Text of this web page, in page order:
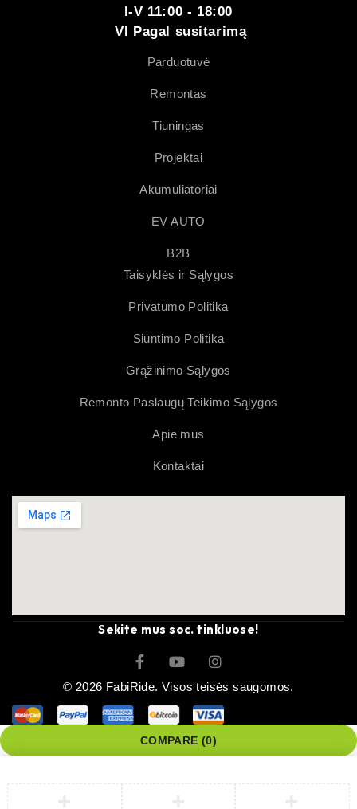
I-V 11:00 - 18:00
VI Pagal susitarimą
Parduotuvė
Remontas
Tiuningas
Projektai
Akumuliatoriai
EV AUTO
B2B
Taisyklės ir Sąlygos
Privatumo Politika
Siuntimo Politika
Grąžinimo Sąlygos
Remonto Paslaugų Teikimo Sąlygos
Apie mus
Kontaktai
Sekite mus soc. tinkluose!
© 2026 FabiRide. Visos teisės saugomos.
COMPARE (0)